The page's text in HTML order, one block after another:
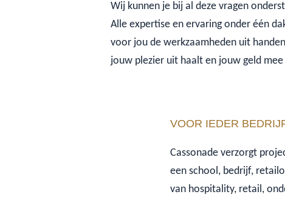
Wij kunnen je bij al deze vragen
Alle expertise en ervaring onder één
voor jou de werkzaamheden uit
jouw plezier uit haalt en jouw geld
VOOR IEDER
Cassonade verzorgt
een school, bedrijf,
van hospitality, retail,